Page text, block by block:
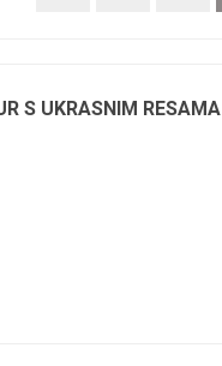
S UKRASNIM RESAMA